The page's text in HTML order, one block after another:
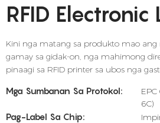
RFID Electronic
Kini nga matang sa produkto mao ang
gamay sa gidak-on, nga mahimong
pinaagi sa RFID printer sa ubos nga
Mga Sumbanan Sa Protokol:
6C)
Pag-Label Sa Chip: